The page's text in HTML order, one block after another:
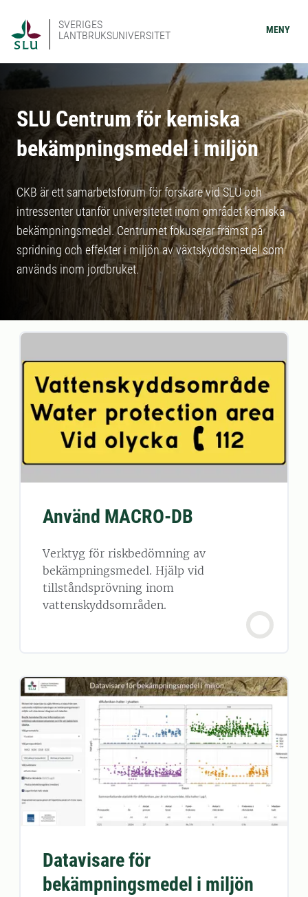
SVERIGES
LANTBRUKSUNIVERSITET
MENY
SLU Centrum för kemiska
bekämpningsmedel i miljön
CKB är ett samarbetsforum för forskare vid SLU och
intressenter utanför universitetet inom området kemiska
bekämpningsmedel. Centrumet fokuserar främst på
spridning och effekter i miljön av växtskyddsmedel som
används inom jordbruket.
Använd MACRO-DB
Verktyg för riskbedömning av
bekämpningsmedel. Hjälp vid
tillståndsprövning inom
vattenskyddsområden.
Datavisare för
bekämpningsmedel i miljön